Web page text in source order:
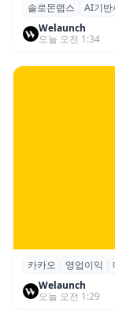
솔로몬랩스,
절세 전략 AI
솔로몬랩스 AI기반
Welaunch
오늘 오전 1:34
카카오,
이익 2770억
카카오 영업이익
Welaunch
오늘 오전 1:29